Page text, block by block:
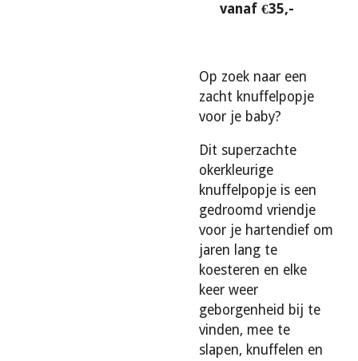
vanaf €35,-
Op zoek naar een
zacht knuffelpopje
voor je baby?
Dit superzachte
okerkleurige
knuffelpopje is een
gedroomd vriendje
voor je hartendief om
jaren lang te
koesteren en elke
keer weer
geborgenheid bij te
vinden, mee te
slapen, knuffelen en